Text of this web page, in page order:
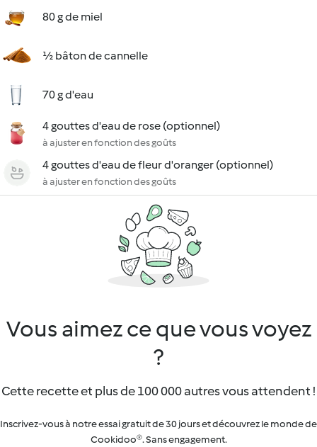
80 g de miel
½ bâton de cannelle
70 g d'eau
4 gouttes d'eau de rose (optionnel)
à ajuster en fonction des goûts
4 gouttes d'eau de fleur d'oranger (optionnel)
à ajuster en fonction des goûts
Vous aimez ce que vous voyez
?
Cette recette et plus de 100 000 autres vous attendent !
Inscrivez-vous à notre essai gratuit de 30 jours et découvrez le monde de
Cookidoo®. Sans engagement.